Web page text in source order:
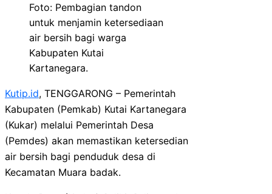
Foto: Pembagian tandon
untuk menjamin ketersediaan
air bersih bagi warga
Kabupaten Kutai
Kartanegara.
Kutip.id, TENGGARONG – Pemerintah
Kabupaten (Pemkab) Kutai Kartanegara
(Kukar) melalui Pemerintah Desa
(Pemdes) akan memastikan ketersedian
air bersih bagi penduduk desa di
Kecamatan Muara badak.